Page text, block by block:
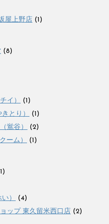
屋上野店 (1)
(8)
イ）
(1)
とり）
(1)
鴬谷）
(2)
ーム）
(1)
）
(4)
ップ 東久留米西口店 (2)